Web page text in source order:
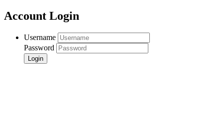
Account Login
Username
Password